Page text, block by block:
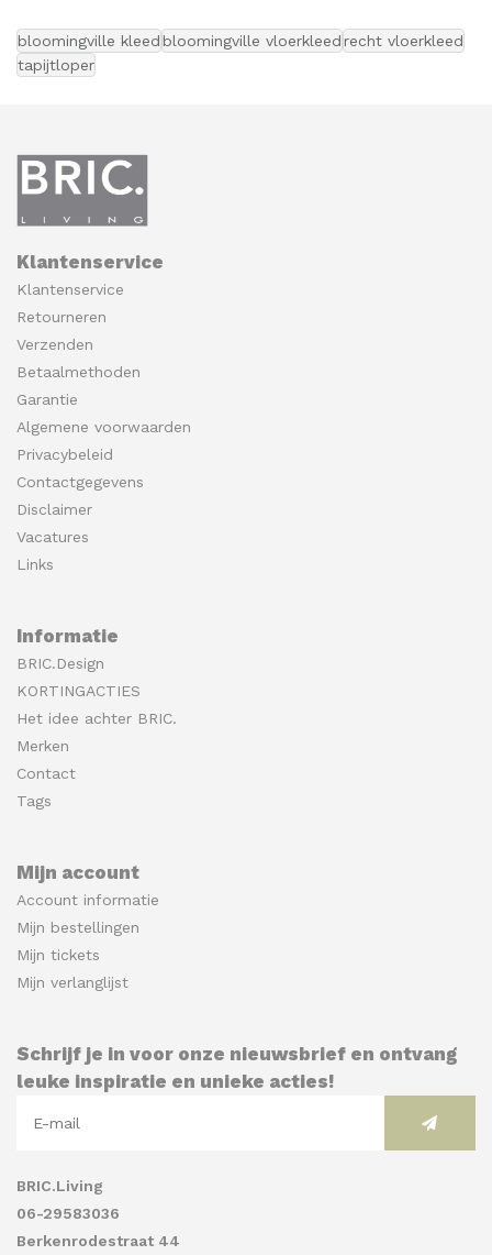
bloomingville kleed bloomingville vloerkleed recht vloerkleed
tapijtloper
Klantenservice
Klantenservice
Retourneren
Verzenden
Betaalmethoden
Garantie
Algemene voorwaarden
Privacybeleid
Contactgegevens
Disclaimer
Vacatures
Links
Informatie
BRIC.Design
KORTINGACTIES
Het idee achter BRIC.
Merken
Contact
Tags
Mijn account
Account informatie
Mijn bestellingen
Mijn tickets
Mijn verlanglijst
Schrijf je in voor onze nieuwsbrief en ontvang
leuke inspiratie en unieke acties!
BRIC.Living
06-29583036
Berkenrodestraat 44